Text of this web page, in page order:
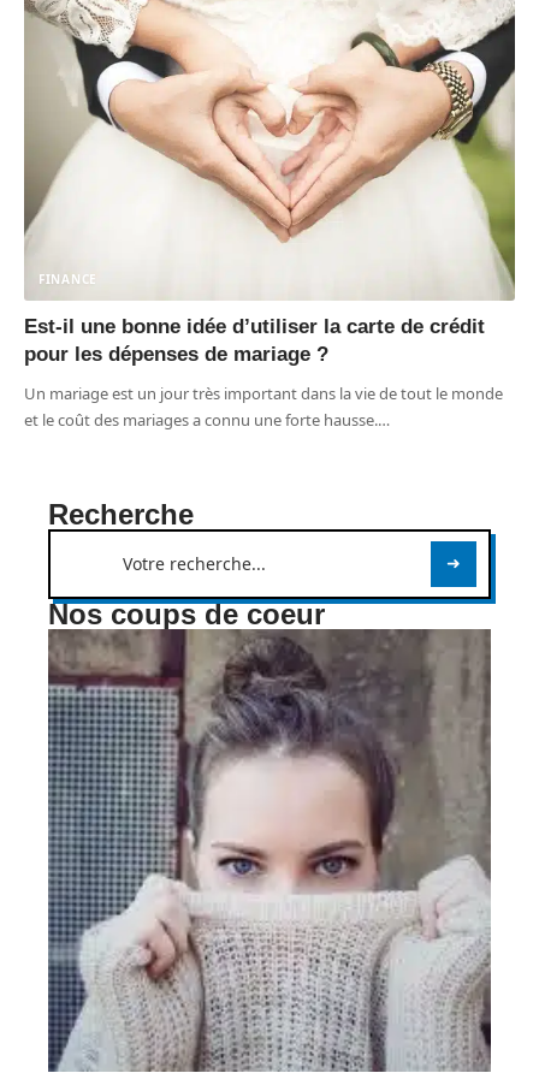
FINANCE
Est-il une bonne idée d’utiliser la carte de crédit
pour les dépenses de mariage ?
Un mariage est un jour très important dans la vie de tout le monde
et le coût des mariages a connu une forte hausse.…
Recherche
Nos coups de coeur